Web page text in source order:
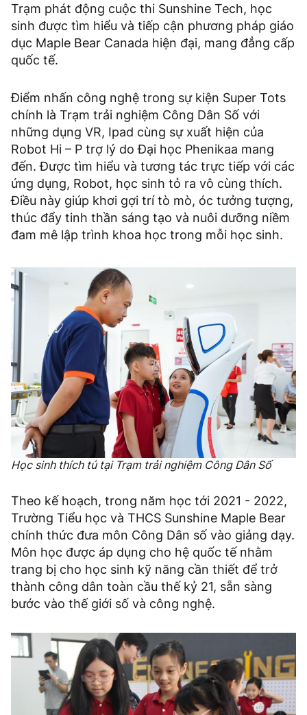
Trạm phát động cuộc thi Sunshine Tech, học
sinh được tìm hiểu và tiếp cận phương pháp giáo
dục Maple Bear Canada hiện đại, mang đẳng cấp
quốc tế.
Điểm nhấn công nghệ trong sự kiện Super Tots
chính là Trạm trải nghiệm Công Dân Số với
những dụng VR, Ipad cùng sự xuất hiện của
Robot Hi – P trợ lý do Đại học Phenikaa mang
đến. Được tìm hiểu và tương tác trực tiếp với các
ứng dụng, Robot, học sinh tỏ ra vô cùng thích.
Điều này giúp khơi gợi trí tò mò, óc tưởng tượng,
thúc đẩy tinh thần sáng tạo và nuôi dưỡng niềm
đam mê lập trình khoa học trong mỗi học sinh.
Học sinh thích tú tại Trạm trải nghiệm Công Dân Số
Theo kế hoạch, trong năm học tới 2021 - 2022,
Trường Tiểu học và THCS Sunshine Maple Bear
chính thức đưa môn Công Dân số vào giảng dạy.
Môn học được áp dụng cho hệ quốc tế nhằm
trang bị cho học sinh kỹ năng cần thiết để trở
thành công dân toàn cầu thế kỷ 21, sẵn sàng
bước vào thế giới số và công nghệ.